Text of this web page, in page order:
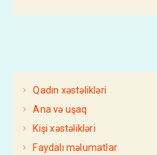
Qadın xəstəlikləri
Ana və uşaq
Kişi xəstəlikləri
Faydalı məlumatlar